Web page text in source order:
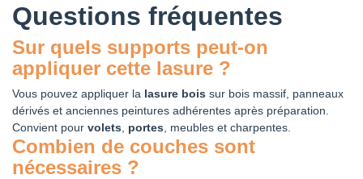
Questions fréquentes
Sur quels supports peut-on
appliquer cette lasure ?
Vous pouvez appliquer la lasure bois sur bois massif, panneaux
dérivés et anciennes peintures adhérentes après préparation.
Convient pour volets portes , meubles et charpentes.
Combien de couches sont
nécessaires ?